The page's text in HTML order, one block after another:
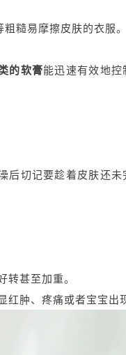
糙易摩擦皮肤的衣服。
的软膏能迅速有效地
后切记要趁着皮肤还
甚至加重。
肿、疼痛或者宝宝出